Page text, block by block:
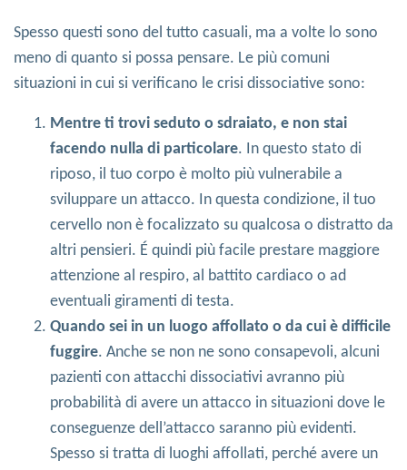
Spesso questi sono del tutto casuali, ma a volte lo sono
meno di quanto si possa pensare. Le più comuni
situazioni in cui si verificano le crisi dissociative sono:
Mentre ti trovi seduto o sdraiato, e non stai
facendo nulla di particolare. In questo stato di
riposo, il tuo corpo è molto più vulnerabile a
sviluppare un attacco. In questa condizione, il tuo
cervello non è focalizzato su qualcosa o distratto da
altri pensieri. É quindi più facile prestare maggiore
attenzione al respiro, al battito cardiaco o ad
eventuali giramenti di testa.
Quando sei in un luogo affollato o da cui è difficile
fuggire. Anche se non ne sono consapevoli, alcuni
pazienti con attacchi dissociativi avranno più
probabilità di avere un attacco in situazioni dove le
conseguenze dell’attacco saranno più evidenti.
Spesso si tratta di luoghi affollati, perché avere un